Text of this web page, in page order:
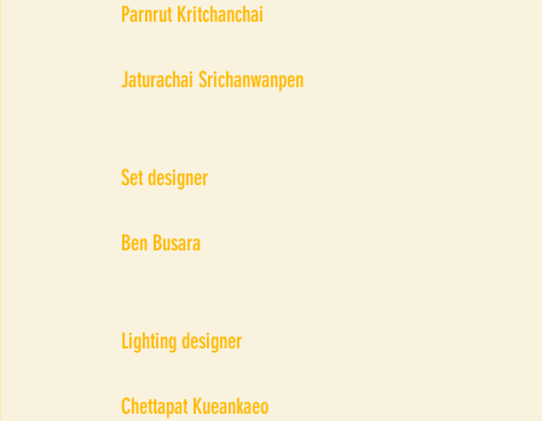
Parnrut Kritchanchai
Jaturachai Srichanwanpen
Set designer
Ben Busara
Lighting designer
Chettapat Kueankaeo